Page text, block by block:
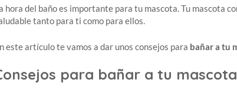
hora del baño es importante para tu mascota. Tu mascota
tanto para ti como para ellos.
este artículo te vamos a dar unos consejos para bañar a tu
para bañar a tu mascota